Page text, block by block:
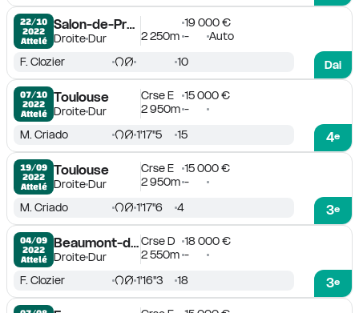
22/10
2022
Attelé
Salon-de-Provence
DroiteDur
19 000 €
2 250m -
Auto
Dai
F. Clozier 10
07/10
2022
Attelé
Toulouse
DroiteDur
Crse E
15 000 €
2 950m -
4e
M. Criado 1'17''5 15
19/09
2022
Attelé
Toulouse
DroiteDur
Crse E
15 000 €
2 950m -
3e
M. Criado 1'17''6 4
04/09
2022
Attelé
Beaumont-de-Lomagne
DroiteDur
Crse D
18 000 €
2 550m -
3e
F. Clozier 1'16''3 18